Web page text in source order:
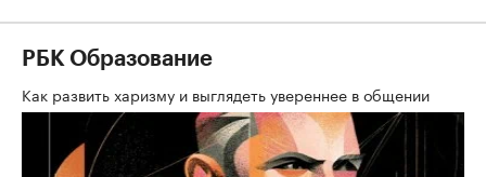
РБК Образование
Как развить харизму и выглядеть увереннее в общении